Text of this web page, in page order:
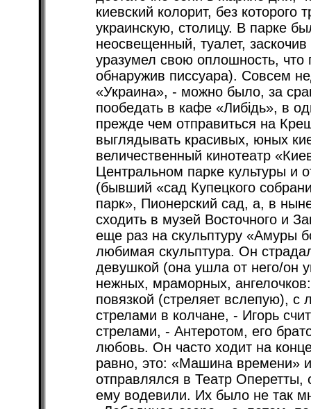
киевский колорит, без которого
украинскую, столицу. В парке
неосвещенный, туалет,
уразумел свою оплошность, что
обнаружив писсуара). Совсем
«Украина», - можно было, за
пообедать в кафе «Либідь», в
прежде чем отправиться на
выглядывать красивых, юных
величественный кинотеатр
Центральном парке культуры и
(бывший «сад Купецкого
парк», Пионерский сад, а, в
сходить в музей Восточного и
еще раз на скульптуру «Амуры
любимая скульптура. Он
девушкой (она ушла от него/он
нежных, мраморных,
повязкой (стреляет вслепую),
стрелами в колчане, - Игорь
стрелами, - Антеротом, его
любовь. Он часто ходит на
равно, это: «Машина времени»
отправлялся в Театр
ему водевили. Их было не так